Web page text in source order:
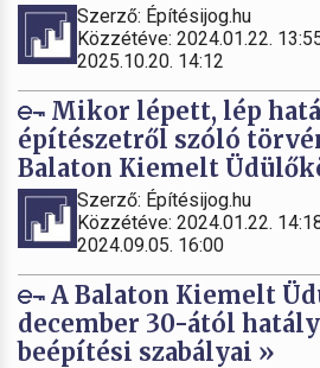
Szerző: Építésijog.hu
Közzétéve: 2024.01.22.
2025.10.20. 14:12
Mikor lépett, lép
építészetről szóló
Balaton Kiemelt
Szerző: Építésijog.hu
Közzétéve: 2024.01.22.
2024.09.05. 16:00
A Balaton Kiemelt
december 30-ától
beépítési szabályai »